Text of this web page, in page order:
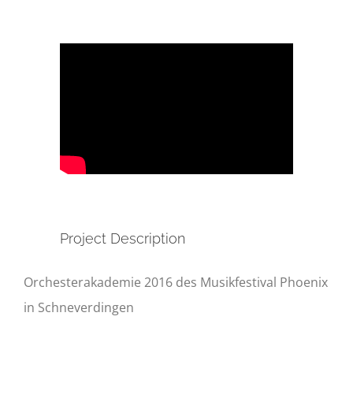
Project Description
Orchesterakademie 2016 des Musikfestival Phoenix
in Schneverdingen